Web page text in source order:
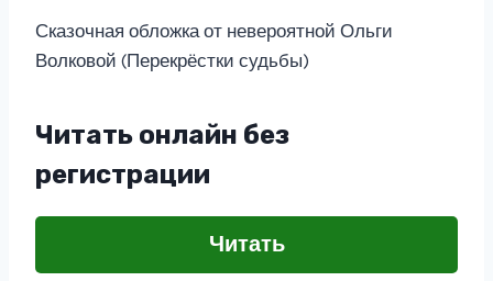
Сказочная обложка от невероятной Ольги
Волковой (Перекрёстки судьбы)
Читать онлайн без
регистрации
Читать